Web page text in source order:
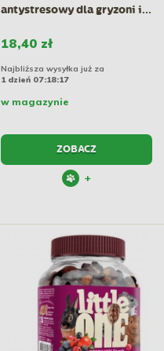
antystresowy dla gryzoni i...
18,40 zł
Najbliższa wysyłka już za
1 dzień 07:18:17
w magazynie
ZOBACZ
+